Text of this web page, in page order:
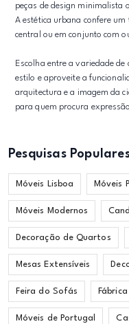
peças de design minimalista
A estética urbana confere
central ou em conjunto com
Escolha entre a variedade
estilo e aproveite a
arquitectura e a imagem da
para quem procura
Pesquisas
Móveis Lisboa Móveis
Móveis Modernos
Decoração de Quartos
Mesas Extensíveis
Feira do Sofás
Móveis de Portugal